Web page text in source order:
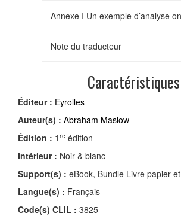
Annexe I Un exemple d’analyse
Note du traducteur
Caractéristiques
Éditeur : Eyrolles
Auteur(s) : Abraham Maslow
Édition : 1 re édition
Intérieur : Noir & blanc
Support(s) : eBook, Bundle Livre papier
Langue(s) : Français
Code(s) CLIL : 3825